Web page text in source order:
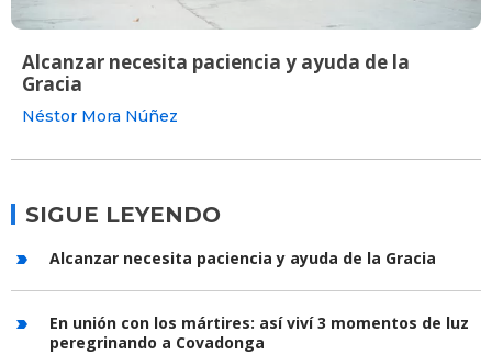
Alcanzar necesita paciencia y ayuda de la
Gracia
Néstor Mora Núñez
SIGUE LEYENDO
Alcanzar necesita paciencia y ayuda de la Gracia
En unión con los mártires: así viví 3 momentos de luz
peregrinando a Covadonga